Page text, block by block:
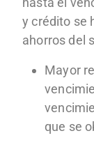
y crédito se
ahorros del
Mayor
que se